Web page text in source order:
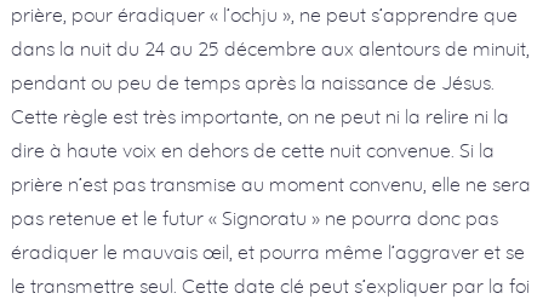
prière, pour éradiquer « l’ochju », ne peut s’apprendre que
dans la nuit du 24 au 25 décembre aux alentours de minuit,
pendant ou peu de temps après la naissance de Jésus.
Cette règle est très importante, on ne peut ni la relire ni la
dire à haute voix en dehors de cette nuit convenue. Si la
prière n’est pas transmise au moment convenu, elle ne sera
pas retenue et le futur « Signoratu » ne pourra donc pas
éradiquer le mauvais œil, et pourra même l’aggraver et se
le transmettre seul. Cette date clé peut s’expliquer par la foi